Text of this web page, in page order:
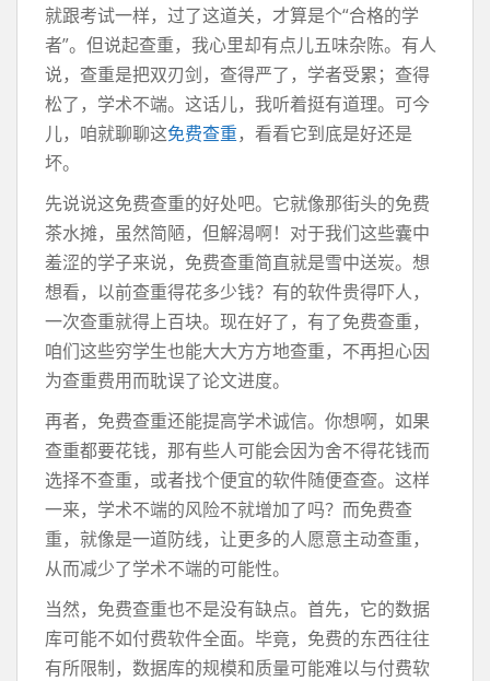
就跟考试一样，过了这道关，才算是个“合格的学
者”。但说起查重，我心里却有点儿五味杂陈。有人
说，查重是把双刃剑，查得严了，学者受累；查得
松了，学术不端。这话儿，我听着挺有道理。可今
儿，咱就聊聊这免费查重，看看它到底是好还是
坏。
先说说这免费查重的好处吧。它就像那街头的免费
茶水摊，虽然简陋，但解渴啊！对于我们这些囊中
羞涩的学子来说，免费查重简直就是雪中送炭。想
想看，以前查重得花多少钱？有的软件贵得吓人，
一次查重就得上百块。现在好了，有了免费查重，
咱们这些穷学生也能大大方方地查重，不再担心因
为查重费用而耽误了论文进度。
再者，免费查重还能提高学术诚信。你想啊，如果
查重都要花钱，那有些人可能会因为舍不得花钱而
选择不查重，或者找个便宜的软件随便查查。这样
一来，学术不端的风险不就增加了吗？而免费查
重，就像是一道防线，让更多的人愿意主动查重，
从而减少了学术不端的可能性。
当然，免费查重也不是没有缺点。首先，它的数据
库可能不如付费软件全面。毕竟，免费的东西往往
有所限制，数据库的规模和质量可能难以与付费软